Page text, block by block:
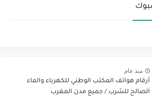
منذ عام
أرقام هواتف المكتب الوطني للكهرباء والماء
الصالح للشرب / جميع مدن المغرب